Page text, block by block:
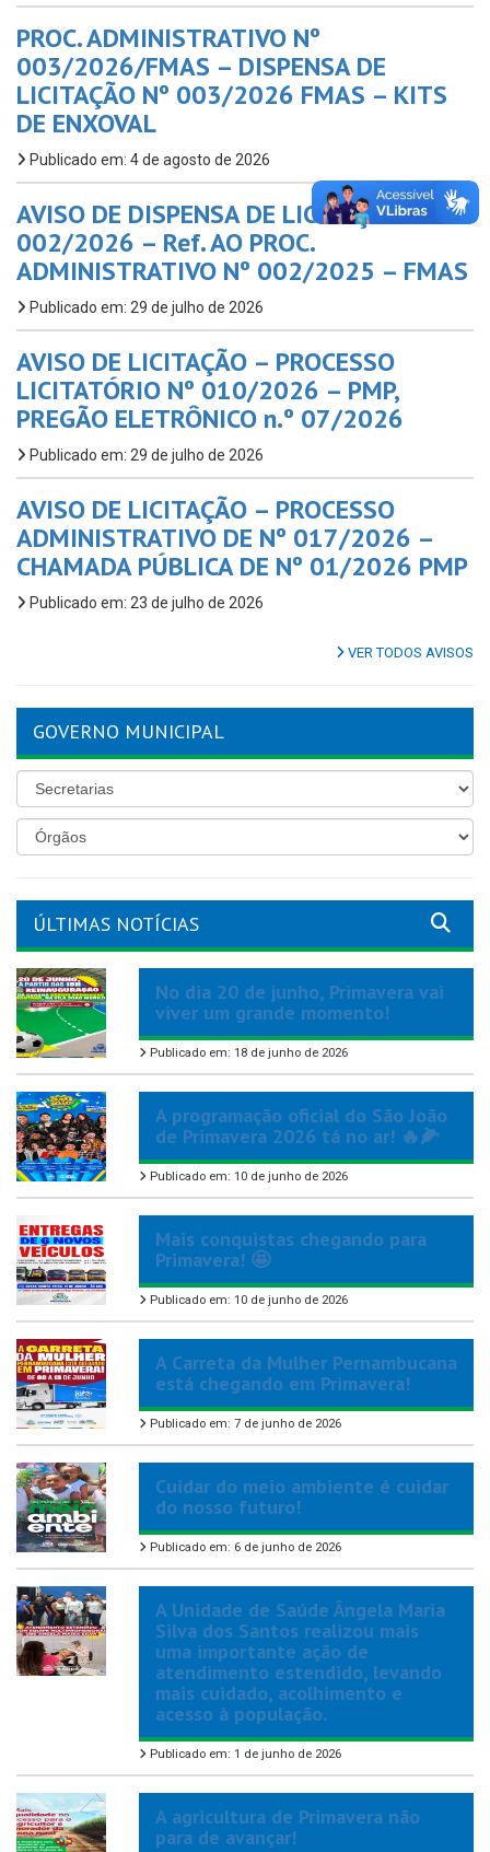
PROC. ADMINISTRATIVO Nº
003/2026/FMAS – DISPENSA DE
LICITAÇÃO Nº 003/2026 FMAS – KITS
DE ENXOVAL
Publicado em: 4 de agosto de 2026
AVISO DE DISPENSA DE LICITAÇÃO Nº
002/2026 – Ref. AO PROC.
ADMINISTRATIVO Nº 002/2025 – FMAS
Publicado em: 29 de julho de 2026
AVISO DE LICITAÇÃO – PROCESSO
LICITATÓRIO Nº 010/2026 – PMP,
PREGÃO ELETRÔNICO n.º 07/2026
Publicado em: 29 de julho de 2026
AVISO DE LICITAÇÃO – PROCESSO
ADMINISTRATIVO DE Nº 017/2026 –
CHAMADA PÚBLICA DE Nº 01/2026 PMP
Publicado em: 23 de julho de 2026
VER TODOS AVISOS
GOVERNO MUNICIPAL
ÚLTIMAS NOTÍCIAS
No dia 20 de junho, Primavera vai
viver um grande momento!
Publicado em: 18 de junho de 2026
A programação oficial do São João
de Primavera 2026 tá no ar! 🔥🌽
Publicado em: 10 de junho de 2026
Mais conquistas chegando para
Primavera! 🤩
Publicado em: 10 de junho de 2026
A Carreta da Mulher Pernambucana
está chegando em Primavera!
Publicado em: 7 de junho de 2026
Cuidar do meio ambiente é cuidar
do nosso futuro!
Publicado em: 6 de junho de 2026
A Unidade de Saúde Ângela Maria
Silva dos Santos realizou mais
uma importante ação de
atendimento estendido, levando
mais cuidado, acolhimento e
acesso à população.
Publicado em: 1 de junho de 2026
A agricultura de Primavera não
para de avançar!